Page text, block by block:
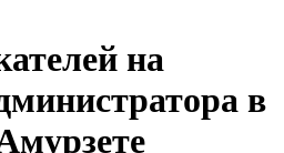
на
в